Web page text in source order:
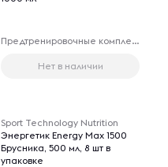
Предтренировочные комплексы
Нет в наличии
Sport Technology Nutrition
Энергетик Energy Max 1500
Брусника, 500 мл, 8 шт в
упаковке